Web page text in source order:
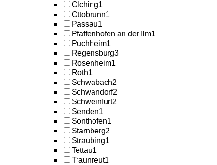
Olching1
Ottobrunn1
Passau1
Pfaffenhofen an der Ilm1
Puchheim1
Regensburg3
Rosenheim1
Roth1
Schwabach2
Schwandorf2
Schweinfurt2
Senden1
Sonthofen1
Starnberg2
Straubing1
Tettau1
Traunreut1